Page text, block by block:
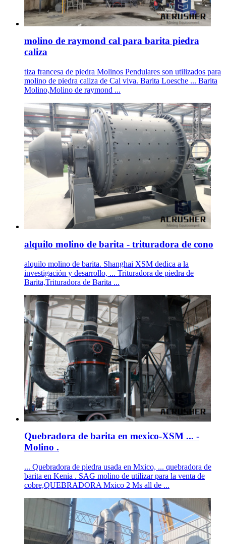
molino de raymond cal para barita piedra
caliza
tiza francesa de piedra Molinos Pendulares son utilizados para
molino de piedra caliza de Cal viva. Barita Loesche ... Barita
Molino,Molino de raymond ...
alquilo molino de barita - trituradora de cono
alquilo molino de barita. Shanghai XSM dedica a la
investigación y desarrollo, ... Trituradora de piedra de
Barita,Trituradora de Barita ...
Quebradora de barita en mexico-XSM ... -
Molino .
... Quebradora de piedra usada en Mxico, ... quebradora de
barita en Kenia . SAG molino de utilizar para la venta de
cobre,QUEBRADORA Mxico 2 Ms all de ...